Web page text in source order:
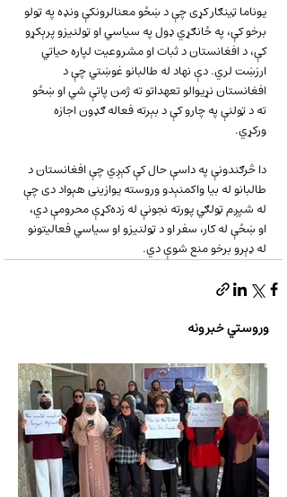
یوناما ټينګار کړی چې د ښځو معنا‌لرونکې ونډه په ټولو
برخو کې، په ځانګړي ډول په سیاسي او ټولنیزو پرېکړو
کې، د افغانستان د ثبات او مشروعيت لپاره حياتي
ارزښت لري. دې نهاد له طالبانو غوښتي چې د
افغانستان نړيوالو تعهداتو ته ژمن پاتې شي او ښځو
ته د ټولنې په چارو کې د بېرته فعاله ګډون اجازه
ورکړي.
دا څرګندونې په داسې حال کې کېږي چې افغانستان د
طالبانو له بيا واکمنېدو وروسته يوازینی هېواد دی چې
له شپږم ټولګي پورته نجونې له زده‌کړې محرومې دي،
او ښځې له کار، سفر او د ټولنيزو او سياسي فعاليتونو
له ډېرو برخو منع شوې دي.
وروستي خبرونه